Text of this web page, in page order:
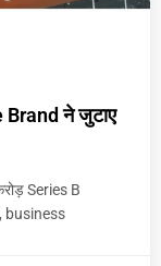
ने जुटाए
Series B
business